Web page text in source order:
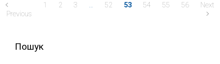
Previous
1 2 3 … 52 53 54 55 56 Next
Пошук